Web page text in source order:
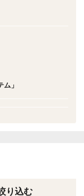
かけるようになる
馴染み深いみかん
選別しており、見
」
り込む